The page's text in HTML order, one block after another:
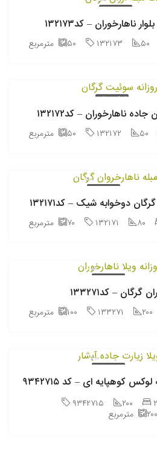
اجاره روزانه
ناهارخوران – کد۱۳۲۱۷۳
۵۰ ۱۳۲۱۷۳ ۵۰ مترمربع
اجاره روزانه
ناهارخوران – کد۱۳۲۱۷۲
۵۰ ۱۳۲۱۷۲ ۵۰ مترمربع
اجاره روزانه
دوخوابه شیک – کد۱۳۲۱۷۱
۸۰ ۱۳۲۱۷۱ ۷۰ مترمربع
اجاره روزانه
– کد۱۳۳۲۷۱
۲۰۰ ۱۳۳۲۷۱ ۱۰۰ مترمربع
اجاره روزانه
کوهپایه ای – کد ۹۳۴۲۷۱۵
۲ ۲۰۰ ۹۳۴۲۷۱۵
۲۰۰ مترمربع